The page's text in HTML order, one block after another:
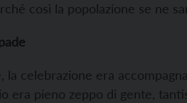
così la popolazione se ne
la celebrazione era
era pieno zeppo di gente,